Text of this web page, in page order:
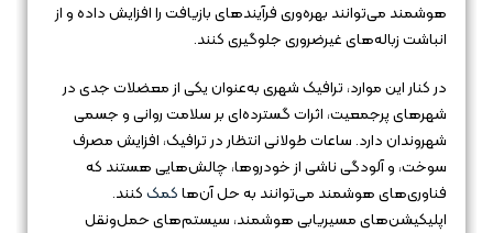
هوشمند می‌توانند بهره‌وری فرآیندهای بازیافت را افزایش داده و از
انباشت زباله‌های غیرضروری جلوگیری کنند.
در کنار این موارد، ترافیک شهری به‌عنوان یکی از معضلات جدی در
شهرهای پرجمعیت، اثرات گسترده‌ای بر سلامت روانی و جسمی
شهروندان دارد. ساعات طولانی انتظار در ترافیک، افزایش مصرف
سوخت، و آلودگی ناشی از خودروها، چالش‌هایی هستند که
فناوری‌های هوشمند می‌توانند به حل آن‌هاکمککنند.
اپلیکیشن‌های مسیریابی هوشمند، سیستم‌های حمل‌ونقل